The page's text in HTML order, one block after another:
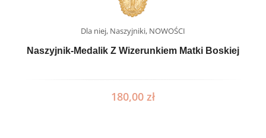
Dla niej, Naszyjniki, NOWOŚCI
Naszyjnik-Medalik Z Wizerunkiem Matki Boskiej
180,00 zł